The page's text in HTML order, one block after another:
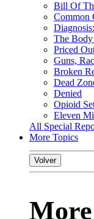
Bill Of
Common
The Body
Priced
Guns,
Broken
Dead
Denied
Opioid
Eleven
All Special
More Topics
Volver